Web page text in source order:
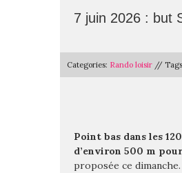
7 juin 2026 : but
Categories: Rando loisir //
Point bas dans les
d’environ 500 m
proposée ce dimanche.